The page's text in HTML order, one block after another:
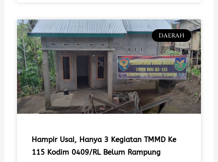
DAERAH
Hampir Usai, Hanya 3 Kegiatan TMMD Ke
115 Kodim 0409/RL Belum Rampung